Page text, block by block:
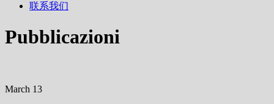
联系我们
Pubblicazioni
March 13